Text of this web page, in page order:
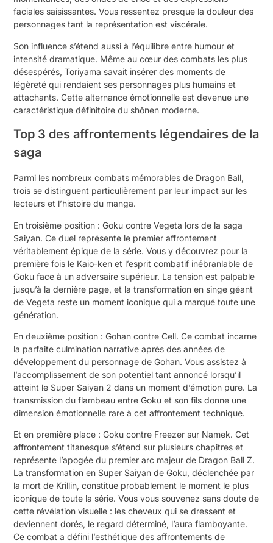
faciales saisissantes. Vous ressentez presque la douleur des
personnages tant la représentation est viscérale.
Son influence s’étend aussi à l’équilibre entre humour et
intensité dramatique. Même au cœur des combats les plus
désespérés, Toriyama savait insérer des moments de
légèreté qui rendaient ses personnages plus humains et
attachants. Cette alternance émotionnelle est devenue une
caractéristique définitoire du shōnen moderne.
Top 3 des affrontements légendaires de la
saga
Parmi les nombreux combats mémorables de Dragon Ball,
trois se distinguent particulièrement par leur impact sur les
lecteurs et l’histoire du manga.
En troisième position : Goku contre Vegeta lors de la saga
Saiyan. Ce duel représente le premier affrontement
véritablement épique de la série. Vous y découvrez pour la
première fois le Kaio-ken et l’esprit combatif inébranlable de
Goku face à un adversaire supérieur. La tension est palpable
jusqu’à la dernière page, et la transformation en singe géant
de Vegeta reste un moment iconique qui a marqué toute une
génération.
En deuxième position : Gohan contre Cell. Ce combat incarne
la parfaite culmination narrative après des années de
développement du personnage de Gohan. Vous assistez à
l’accomplissement de son potentiel tant annoncé lorsqu’il
atteint le Super Saiyan 2 dans un moment d’émotion pure. La
transmission du flambeau entre Goku et son fils donne une
dimension émotionnelle rare à cet affrontement technique.
Et en première place : Goku contre Freezer sur Namek. Cet
affrontement titanesque s’étend sur plusieurs chapitres et
représente l’apogée du premier arc majeur de Dragon Ball Z.
La transformation en Super Saiyan de Goku, déclenchée par
la mort de Krillin, constitue probablement le moment le plus
iconique de toute la série. Vous vous souvenez sans doute de
cette révélation visuelle : les cheveux qui se dressent et
deviennent dorés, le regard déterminé, l’aura flamboyante.
Ce combat a défini l’esthétique des affrontements de